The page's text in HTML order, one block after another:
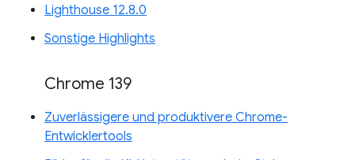
Lighthouse 12.8.0
Sonstige Highlights
Chrome 139
Zuverlässigere und produktivere Chrome-
Entwicklertools